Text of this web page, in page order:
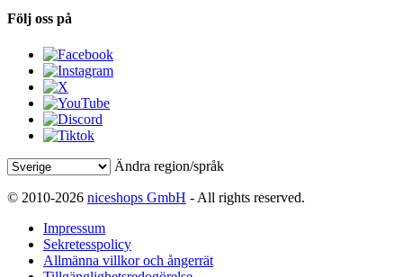
Följ oss på
Ändra region/språk
© 2010-2026 niceshops GmbH - All rights reserved.
Impressum
Sekretesspolicy
Allmänna villkor och ångerrät